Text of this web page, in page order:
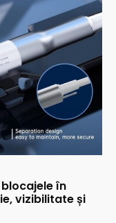
în
vizibilitate și